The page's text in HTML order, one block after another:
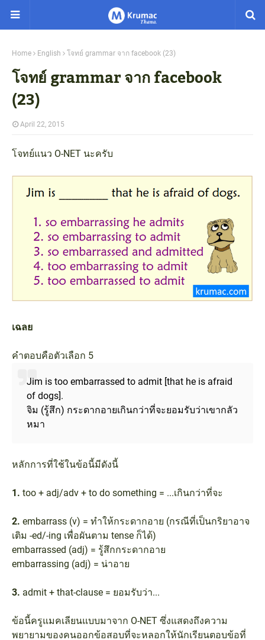
Home English โจทย์ grammar จาก facebook (23)
โจทย์ grammar จาก facebook
(23)
April 22, 2015
โจทย์แนว O-NET นะครับ
เฉลย
คำตอบคือตัวเลือก 5
Jim is too embarrassed to admit [that he is afraid
of dogs].
จิม (รู้สึก) กระดากอายเกินกว่าที่จะยอมรับว่าเขากลัว
หมา
หลักการที่ใช้ในข้อนี้มีดังนี้
1. too + adj/adv + to do something = ...เกินกว่าที่จะ
2. embarrass (v) = ทำให้กระดากอาย (กรณีที่เป็นกริยาอาจ
เติม -ed/-ing เพื่อผันตาม tense ก็ได้)
embarrassed (adj) = รู้สึกกระดากอาย
embarrassing (adj) = น่าอาย
3. admit + that-clause = ยอมรับว่า...
ข้อนี้ครูแมคเลียนแบบมาจาก O-NET ซึ่งแสดงถึงความ
พยายามของคนออกข้อสอบที่จะหลอกให้นักเรียนตอบข้อที่